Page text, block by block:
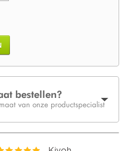
bestellen?
van onze productspecialist